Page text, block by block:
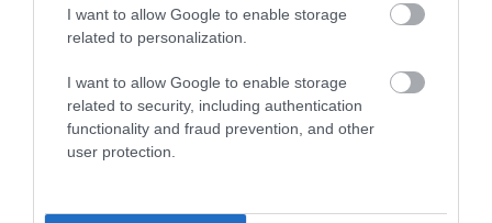
I want to allow Google to enable storage
related to personalization.
I want to allow Google to enable storage
related to security, including authentication
functionality and fraud prevention, and other
user protection.
TANULJ NÉMETÜL OTTHONRÓL: A
DIGITÁLIS TANULÁS ELŐNYEI